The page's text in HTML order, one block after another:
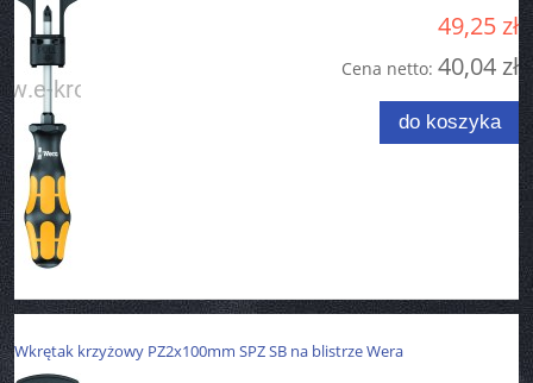
49,25 zł
Cena netto: 40,04 zł
do koszyka
Wkrętak krzyżowy PZ2x100mm SPZ SB na blistrze Wera